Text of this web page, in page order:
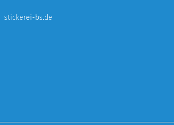
stickerei-bs.de